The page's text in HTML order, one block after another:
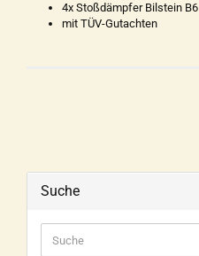
4x Stoßdämpfer Bilstein B6
mit TÜV-Gutachten
Suche